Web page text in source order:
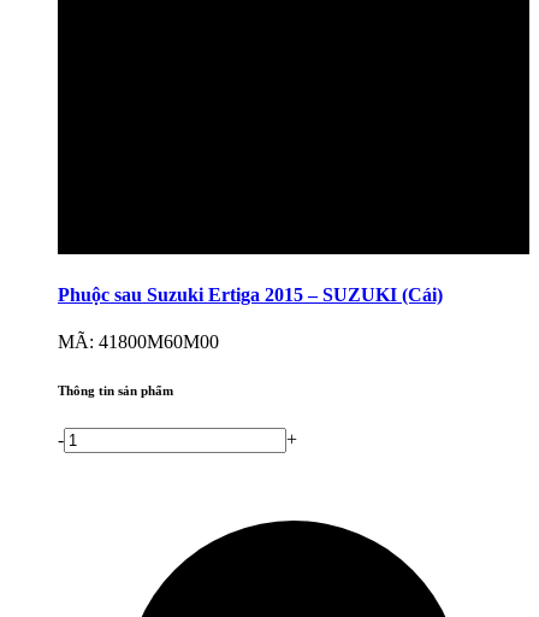
Phuộc sau Suzuki Ertiga 2015 – SUZUKI (Cái)
MÃ: 41800M60M00
Thông tin sản phẩm
- +